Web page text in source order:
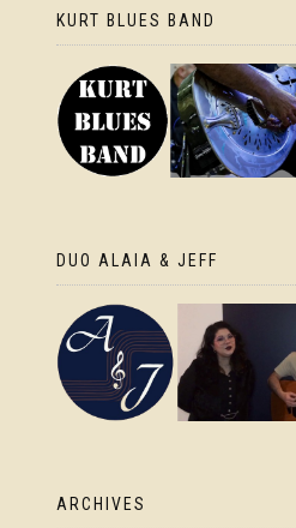
KURT BLUES BAND
DUO ALAIA & JEFF
ARCHIVES